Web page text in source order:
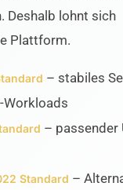
Deshalb lohnt sich
Plattform.
– stabiles
Workloads
– passender
Standard –